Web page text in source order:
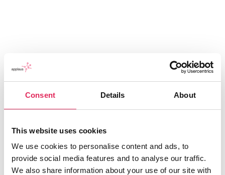
Consent Details About
This website uses cookies
We use cookies to personalise content and ads, to
provide social media features and to analyse our traffic.
We also share information about your use of our site with
Applaus leverer viden, værktøjer og undervisning,
der hjælper kulturinstitutioner med at udvikle deres